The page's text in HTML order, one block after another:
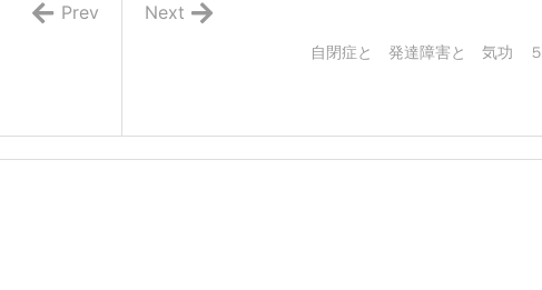
自閉症と 発達障害と 気功 ５
Next
Prev